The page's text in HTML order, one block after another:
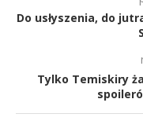
Do usłyszenia, do
Tylko Temiskiry